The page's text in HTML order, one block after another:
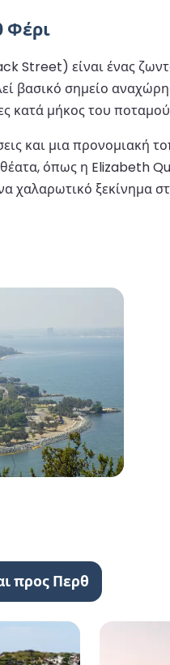
Φέρι
Street) είναι ένας
βασικό σημείο
κατά μήκος του
και μια προνομιακή
όπως η Elizabeth
χαλαρωτικό ξεκίνημα
προς Περθ